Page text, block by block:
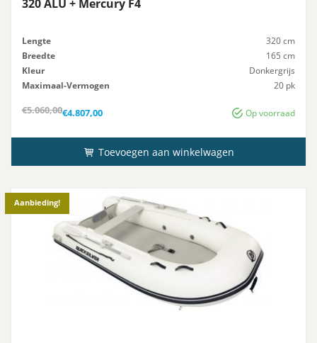
320 ALU + Mercury F4
Lengte
320 cm
Breedte
165 cm
Kleur
Donkergrijs
Maximaal-Vermogen
20 pk
Op voorraad
€5.060,00Oorspronkelijke
prijs
€5.060,00.
€4.807,00Huidige
prijs
€4.807,00.
Toevoegen aan winkelwagen
Aanbieding!